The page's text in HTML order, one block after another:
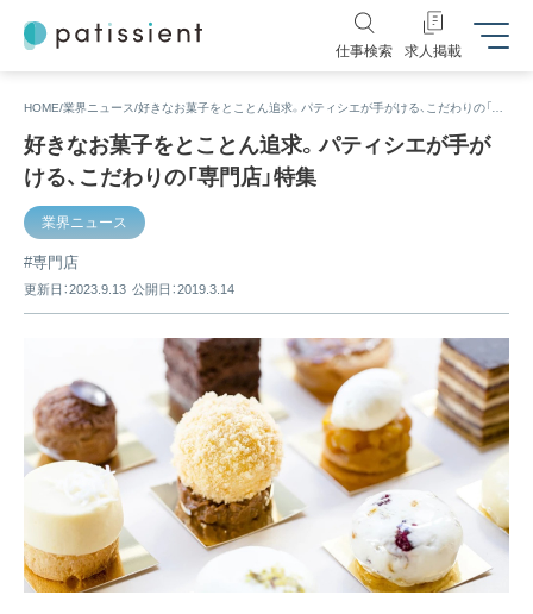
仕事検索 求人掲載
HOME 業界ニュース
好きなお菓子をとことん追求。パティシエが手が
ける、こだわりの「専門店」特集
業界ニュース
専門店
更新日：2023.9.13 公開日：2019.3.14